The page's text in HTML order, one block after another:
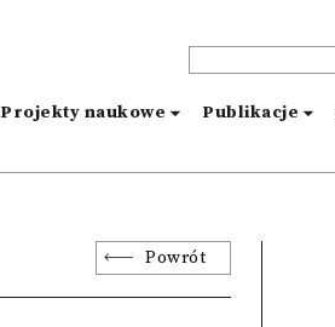
Projekty naukowe Publikacje
Powrót